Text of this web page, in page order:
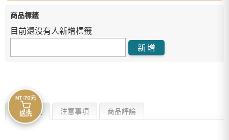
商品標籤
目前還沒有人新增標籤
商品描述 注意事項 商品評論
NT:70元
送洗